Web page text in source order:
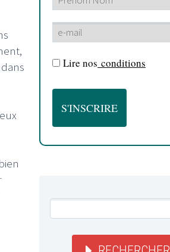
Lire nos conditions